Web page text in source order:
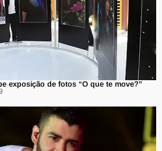
exposição de fotos “O que te move?”